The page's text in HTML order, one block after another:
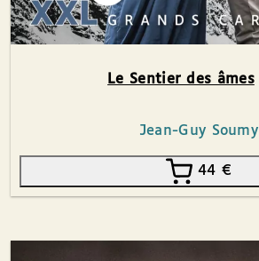
Le Sentier des âmes
Jean-Guy Soumy
44 €